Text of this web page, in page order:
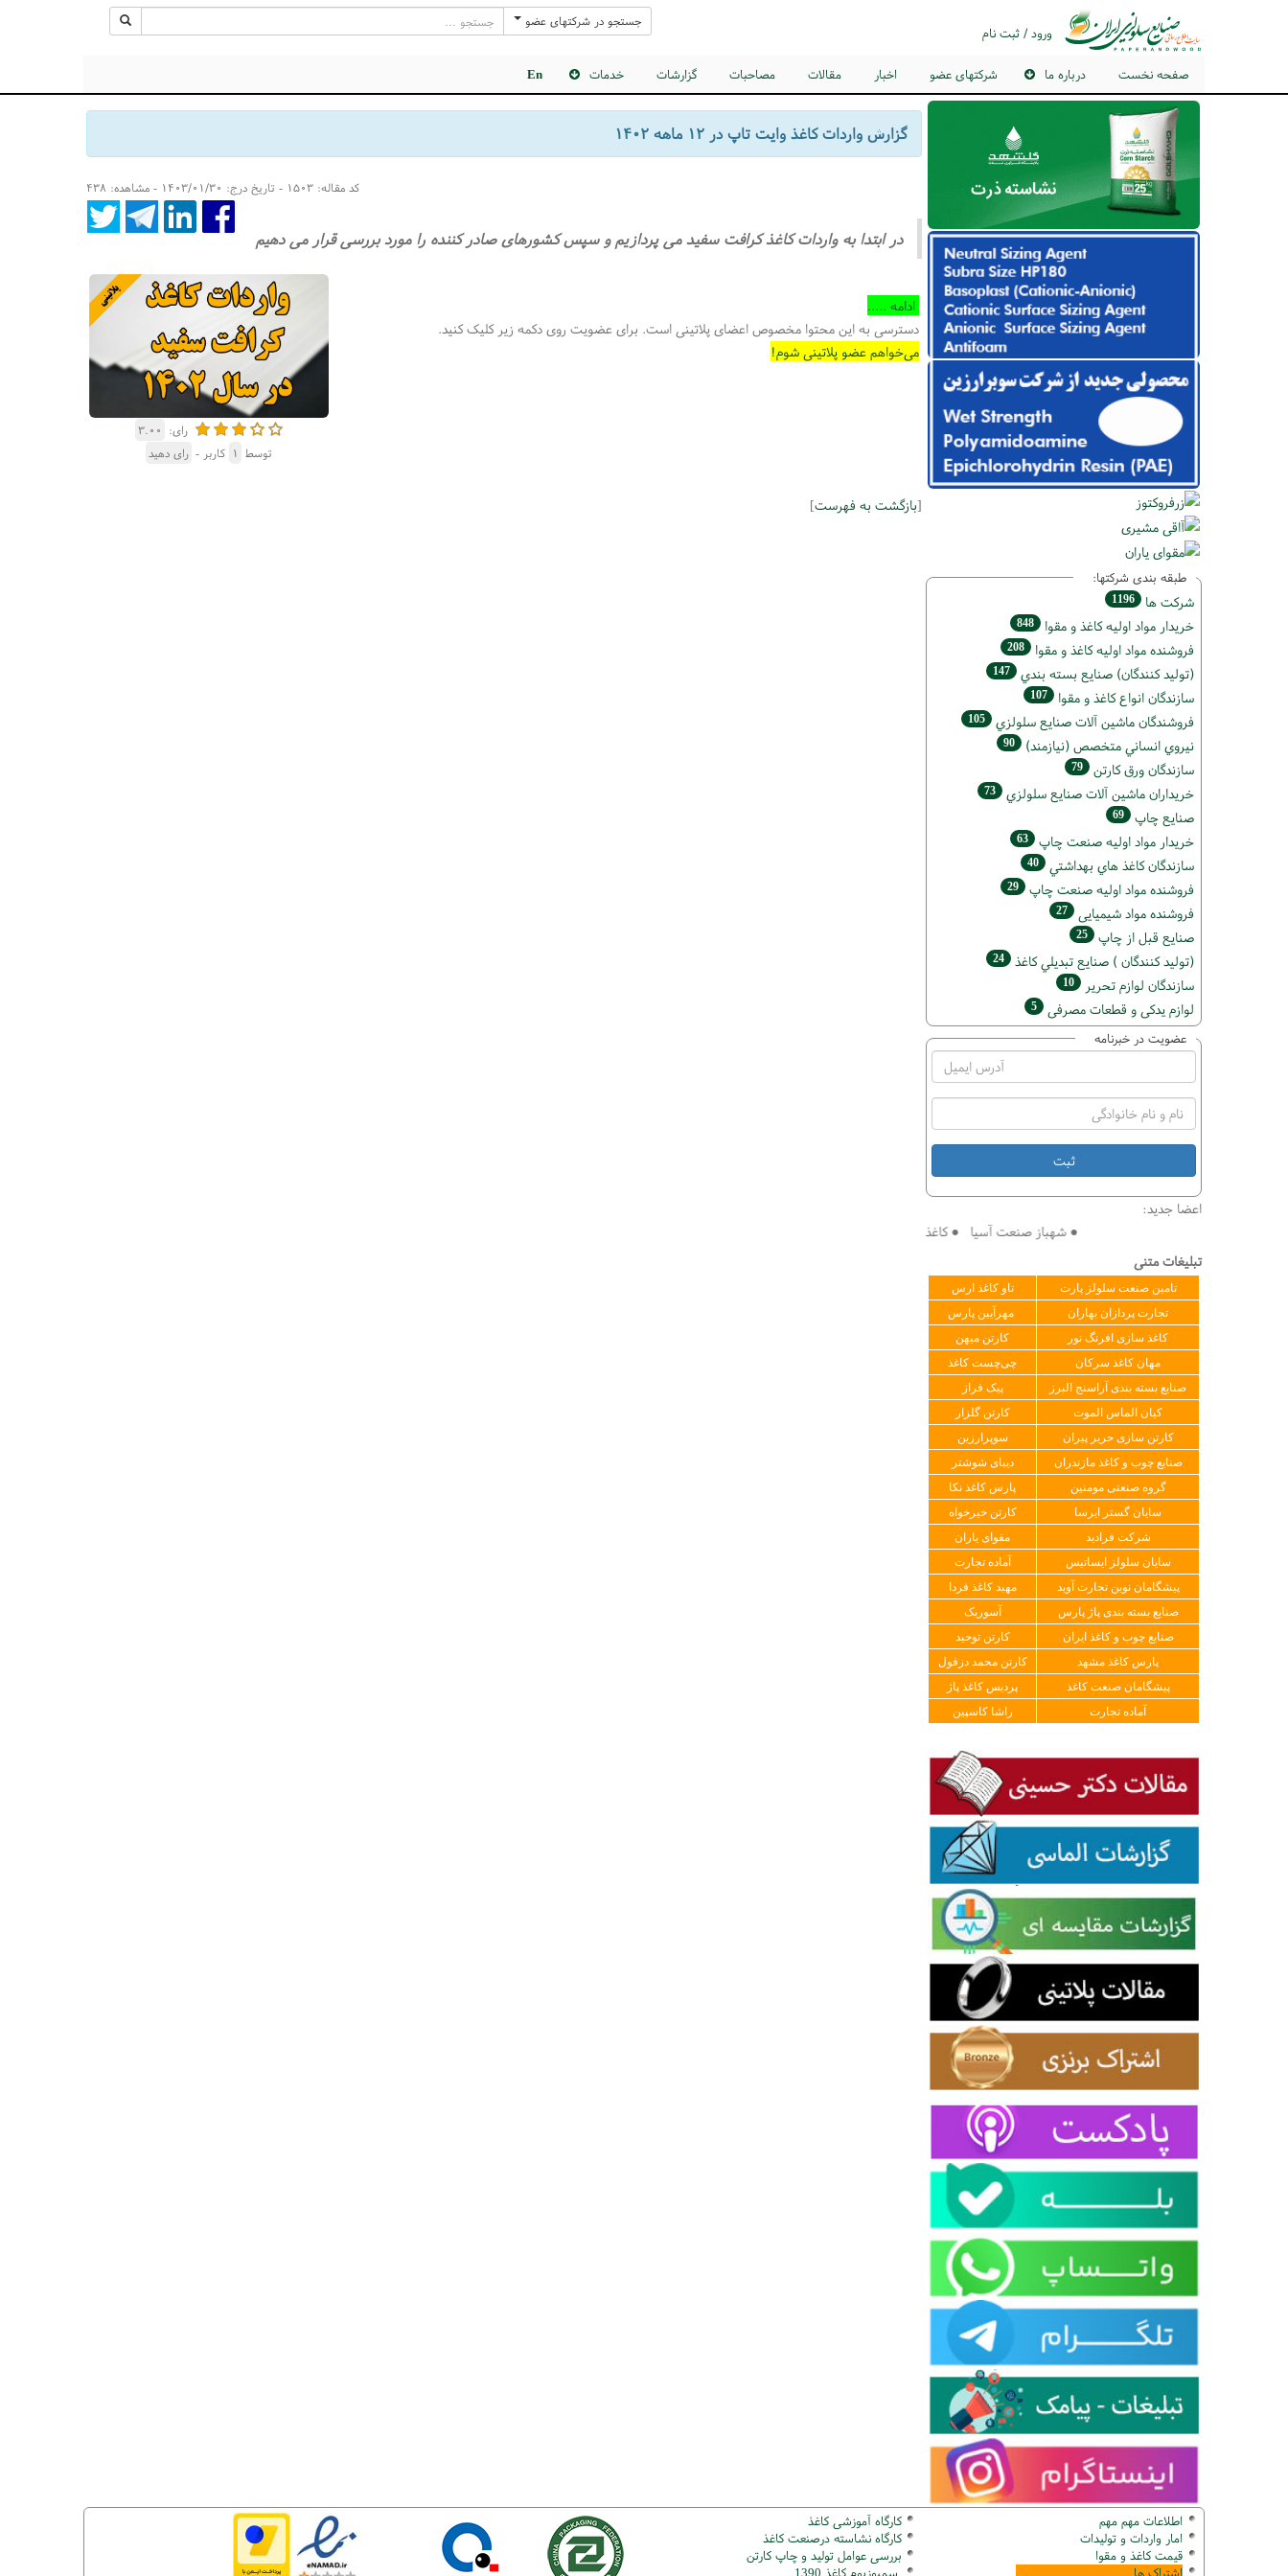
ورود / ثبت نام
جستجو در شرکتهای عضو
صفحه نخست درباره ما شرکتهای عضو اخبار مقالات مصاحبات گزارشات خدمات En
گزارش واردات کاغذ وایت تاپ در ۱۲ ماهه ۱۴۰۲
کد مقاله: ۱۵۰۳ - تاریخ درج: ۱۴۰۳/۰۱/۳۰ - مشاهده: ۴۳۸
در ابتدا به واردات کاغذ کرافت سفید می پردازیم و سپس کشورهای صادر کننده را مورد بررسی قرار می دهیم
رای: ۳.۰۰
توسط ۱ کاربر - رای دهید
ادامه .....
دسترسی به این محتوا مخصوص اعضای پلاتینی است. برای عضویت روی دکمه زیر کلیک کنید.
می‌خواهم عضو پلاتینی شوم!
[بازگشت به فهرست]
طبقه بندی شرکتها:
شركت ها 1196
خريدار مواد اوليه كاغذ و مقوا 848
فروشنده مواد اوليه كاغذ و مقوا 208
(تولید كنندگان) صنايع بسته بندي 147
سازندگان انواع کاغذ و مقوا 107
فروشندگان ماشين آلات صنايع سلولزي 105
نيروي انساني متخصص (نیازمند) 90
سازندگان ورق كارتن 79
خریداران ماشين آلات صنايع سلولزي 73
صنايع چاپ 69
خريدار مواد اوليه صنعت چاپ 63
سازندگان كاغذ هاي بهداشتي 40
فروشنده مواد اوليه صنعت چاپ 29
فروشنده مواد شیمیایی 27
صنايع قبل از چاپ 25
(تولید كنندگان ) صنايع تبديلي كاغذ 24
سازندگان لوازم تحریر 10
لوازم یدکی و قطعات مصرفی 5
عضویت در خبرنامه
اعضا جدید:
● شهباز صنعت آسیا ● کاغذ سازی افق ● فنی مهندسی سپهر کویر فرداد ● کاغذ و مقوای فانتزی ترنج ● رسا
تبلیغات متنی
تامین صنعت سلولز پارت
تاو کاغذ ارس
تجارت پردازان بهاران
مهرآیین پارس
کاغذ سازی افرنگ نور
کارتن میهن
مهان کاغذ سرکان
چی‌چست کاغذ
صنایع بسته بندی آراسنج البرز
پیک فراز
کیان الماس الموت
کارتن گلزار
کارتن سازی حریر پیران
سوپرارزین
صنایع چوب و کاغذ مازندران
دیبای شوشتر
گروه صنعتی مومنین
پارس کاغذ نکا
سایان گستر ایرسا
کارتن خیرخواه
شرکت فرادید
مقوای یاران
سایان سلولز ایساتیس
آماده تجارت
پیشگامان نوین تجارت آوید
مهبد کاغذ فردا
صنایع بسته بندی پاژ پارس
آسوریک
صنایع چوب و کاغذ ایران
کارتن توحید
پارس کاغذ مشهد
کارتن محمد دزفول
پیشگامان صنعت کاغذ
پردیس کاغذ پاژ
آماده تجارت
راشا کاسپین
اطلاعات مهم مهم
امار واردات و تولیدات
قیمت کاغذ و مقوا
کارگاه آموزشی کاغذ
کارگاه نشاسته درصنعت کاغذ
بررسی عوامل تولید و چاپ کارتن